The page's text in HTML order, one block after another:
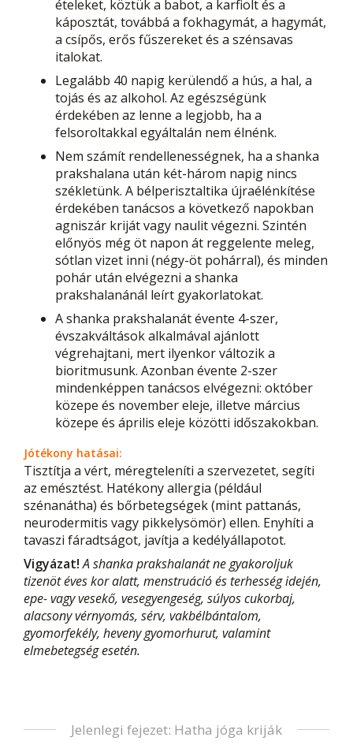
ételeket, köztük a babot, a karfiolt és a
káposztát, továbbá a fokhagymát, a hagymát,
a csípős, erős fűszereket és a szénsavas
italokat.
Legalább 40 napig kerülendő a hús, a hal, a
tojás és az alkohol. Az egészségünk
érdekében az lenne a legjobb, ha a
felsoroltakkal egyáltalán nem élnénk.
Nem számít rendellenességnek, ha a shanka
prakshalana után két-három napig nincs
székletünk. A bélperisztaltika újraélénkítése
érdekében tanácsos a következő napokban
agniszár kriját vagy naulit végezni. Szintén
előnyös még öt napon át reggelente meleg,
sótlan vizet inni (négy-öt pohárral), és minden
pohár után elvégezni a shanka
prakshalanánál leírt gyakorlatokat.
A shanka prakshalanát évente 4-szer,
évszakváltások alkalmával ajánlott
végrehajtani, mert ilyenkor változik a
bioritmusunk. Azonban évente 2-szer
mindenképpen tanácsos elvégezni: október
közepe és november eleje, illetve március
közepe és április eleje közötti időszakokban.
Jótékony hatásai:
Tisztítja a vért, méregteleníti a szervezetet, segíti
az emésztést. Hatékony allergia (például
szénanátha) és bőrbetegségek (mint pattanás,
neurodermitis vagy pikkelysömör) ellen. Enyhíti a
tavaszi fáradtságot, javítja a kedélyállapotot.
Vigyázat! A shanka prakshalanát ne gyakoroljuk
tizenöt éves kor alatt, menstruáció és terhesség idején,
epe- vagy vesekő, vesegyengeség, súlyos cukorbaj,
alacsony vérnyomás, sérv, vakbélbántalom,
gyomorfekély, heveny gyomorhurut, valamint
elmebetegség esetén.
Jelenlegi fejezet: Hatha jóga kriják